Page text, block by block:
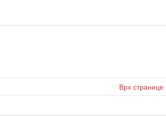
Врх странице